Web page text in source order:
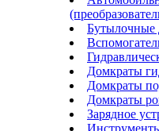
Бутылочные
Домкраты
Домкраты
Домкраты
Зарядное